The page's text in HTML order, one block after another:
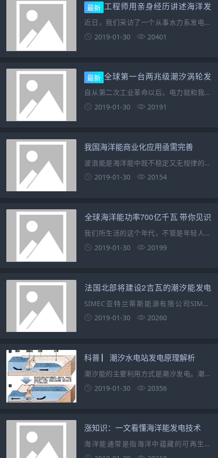
最新 工程师用亲身经历讲述海洋发
电的发展史
近日，我们采访了一个从事水力系发电行
业多年的技术人员。 技术人员在2000
方洋流流速大，并且海底平坦，我们把发
电机安装在一个
2019-01-30 20401
最新 全球第一台两兆级潮汐涡轮发
电机下水
自从第二次工业革命以后，电力就和我们
的生活息息相关了。没有电，对于这个世
要用电，电灯要用电，一旦没有电，夜晚
就会变得很黑暗，这会
2019-01-30 20191
我国海洋能商业化应用亟需完善
波浪能是海洋能中既不稳定又无规律的能
源形式，此外，海洋能还包括不稳定但变
洋能发电造成了较大难度。我国海洋能发
电领域发展现状和前景
2019-01-30 20154
全球海洋能功率700亿千瓦 带你见识
巴西海浪发电
我们所生活的这个年代，不管是年轻人还
是老年人我离不开电，这似乎已经是离不
力似乎我们的手机也就成为了一块废铁，
根本就没有用武之地。
2019-01-30 20199
法国北部将建设2吉瓦的潮汐能发电
SIMEC亚特兰蒂斯能源有限公司SIMEC
Atlantis Energy Ltd曾披露。计划通过创
议，协议由伦敦与诺曼底地
2019-01-30 20260
科普 ▏潮汐水电站发电原理解析
潮汐能的主要利用方式是潮汐发电。潮汐
发电与普通水利发电原理类似，通过出水
水，利用高、低潮位之间的落差，推动水
轮机旋转，带动发电机发
2019-01-30 20356
涨知识：一文看懂海洋能发电技术
海洋能通常是指海洋中蕴藏的可再生能
源，主要包括波浪能、潮汐能、风能、海